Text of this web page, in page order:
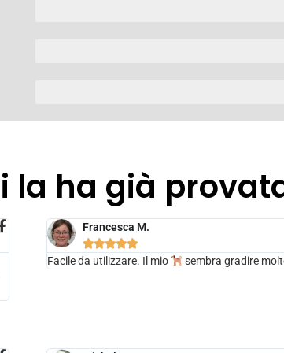
la ha già
Francesca M.

Facile da utilizzare. Il mio sembra gradire